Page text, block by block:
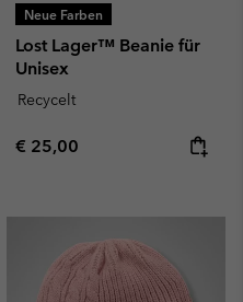
Neue Farben
Lost Lager™ Beanie für
Unisex
Recycelt
Regular price:
€ 25,00